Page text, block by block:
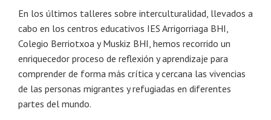
En los últimos talleres sobre interculturalidad, llevados a
cabo en los centros educativos IES Arrigorriaga BHI,
Colegio Berriotxoa y Muskiz BHI, hemos recorrido un
enriquecedor proceso de reflexión y aprendizaje para
comprender de forma más crítica y cercana las vivencias
de las personas migrantes y refugiadas en diferentes
partes del mundo.